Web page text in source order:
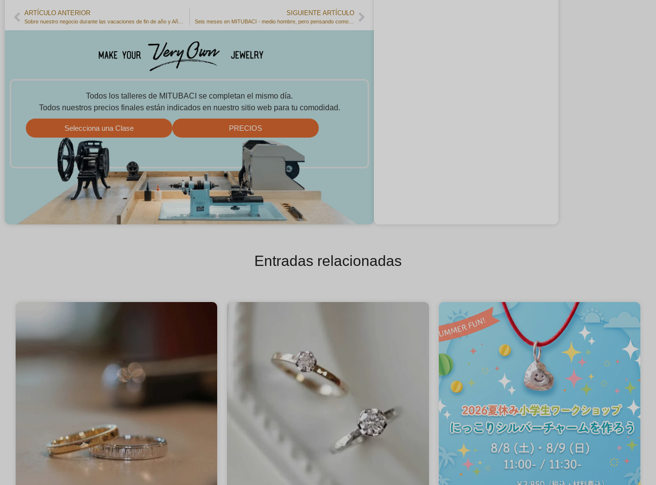
ARTÍCULO ANTERIOR SIGUIENTE ARTÍCULO
Seis meses en MITUBACI - medio hombre, pero pensando como "profesional".
Todos los talleres de MITUBACI se completan el mismo día.
Todos nuestros precios finales están indicados en nuestro sitio web para tu comodidad.
Selecciona una Clase PRECIOS
Entradas relacionadas